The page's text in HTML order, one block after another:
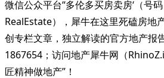
微信公众平台“多伦多买房卖房‘（号
RealEstate），犀牛在这里死磕房地
创专栏文章，独立解读的官方地产报
1867654；访问地产犀牛网（
匠精神做地产”！